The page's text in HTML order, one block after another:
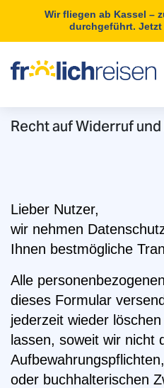
Wir fliegen ab Kassel –
durchgeführt.
Recht auf Widerruf
Lieber Nutzer,
wir nehmen
Ihnen bestmögliche
Alle
dieses Formular
jederzeit wieder
lassen, soweit wir nicht
oder buchhalterischen